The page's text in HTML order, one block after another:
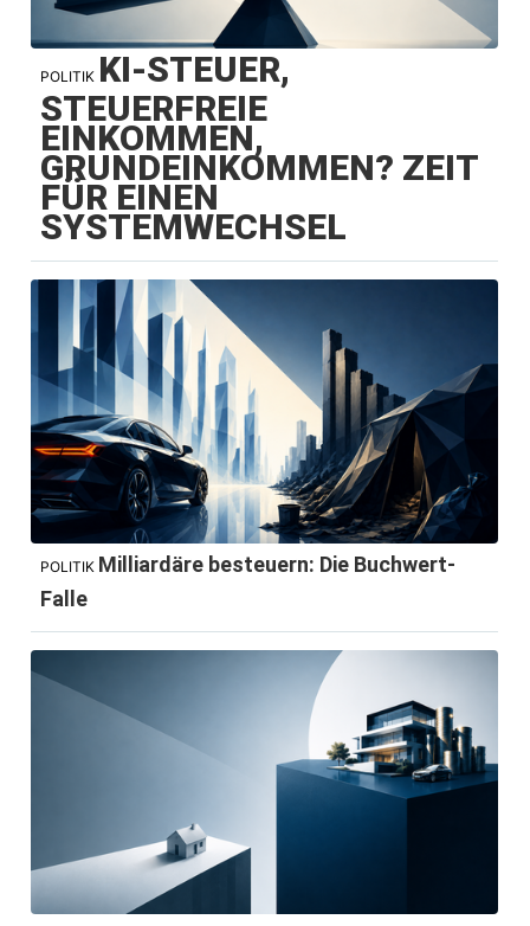
POLITIK KI-STEUER,
STEUERFREIE
EINKOMMEN,
GRUNDEINKOMMEN? ZEIT
FÜR EINEN
SYSTEMWECHSEL
POLITIK Milliardäre besteuern: Die Buchwert-
Falle